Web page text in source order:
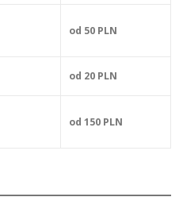
od 50 PLN
od 20 PLN
od 150 PLN